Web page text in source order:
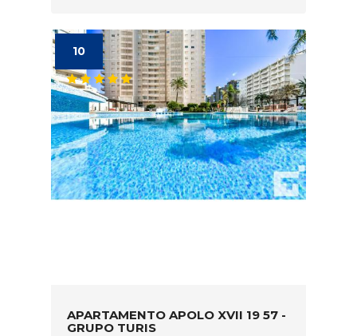
10
APARTAMENTO APOLO XVII 19 57 -
GRUPO TURIS